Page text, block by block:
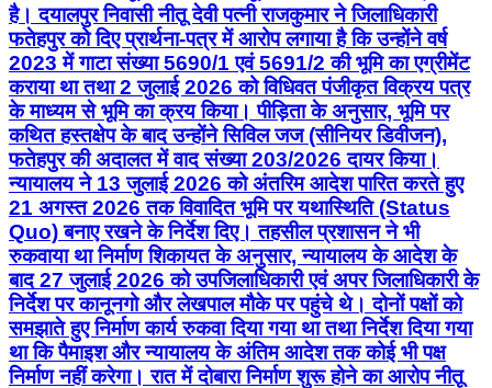
है। दयालपुर निवासी नीतू देवी पत्नी राजकुमार ने जिलाधिकारी
फतेहपुर को दिए प्रार्थना-पत्र में आरोप लगाया है कि उन्होंने वर्ष
2023 में गाटा संख्या 5690/1 एवं 5691/2 की भूमि का एग्रीमेंट
कराया था तथा 2 जुलाई 2026 को विधिवत पंजीकृत विक्रय पत्र
के माध्यम से भूमि का क्रय किया। पीड़िता के अनुसार, भूमि पर
कथित हस्तक्षेप के बाद उन्होंने सिविल जज (सीनियर डिवीजन),
फतेहपुर की अदालत में वाद संख्या 203/2026 दायर किया।
न्यायालय ने 13 जुलाई 2026 को अंतरिम आदेश पारित करते हुए
21 अगस्त 2026 तक विवादित भूमि पर यथास्थिति (Status
Quo) बनाए रखने के निर्देश दिए। तहसील प्रशासन ने भी
रुकवाया था निर्माण शिकायत के अनुसार, न्यायालय के आदेश के
बाद 27 जुलाई 2026 को उपजिलाधिकारी एवं अपर जिलाधिकारी के
निर्देश पर कानूनगो और लेखपाल मौके पर पहुंचे थे। दोनों पक्षों को
समझाते हुए निर्माण कार्य रुकवा दिया गया था तथा निर्देश दिया गया
था कि पैमाइश और न्यायालय के अंतिम आदेश तक कोई भी पक्ष
निर्माण नहीं करेगा। रात में दोबारा निर्माण शुरू होने का आरोप नीतू